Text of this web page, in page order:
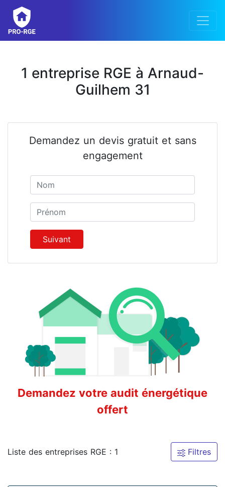
1 entreprise RGE à Arnaud-
Guilhem 31
Demandez un devis gratuit et sans
engagement
Prénom
Suivant
Demandez votre audit énergétique
offert
Liste des entreprises RGE : 1 Filtres